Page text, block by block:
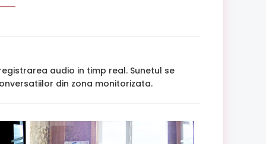
audio in timp real. Sunetul se
din zona monitorizata.